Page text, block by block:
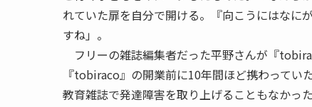
れていた扉を自分で開ける。『向こうにはなに
すね」。
フリーの雑誌編集者だった平野さんが『
『tobiraco』の開業前に10年間ほど携わってい
教育雑誌で発達障害を取り上げることもなかっ